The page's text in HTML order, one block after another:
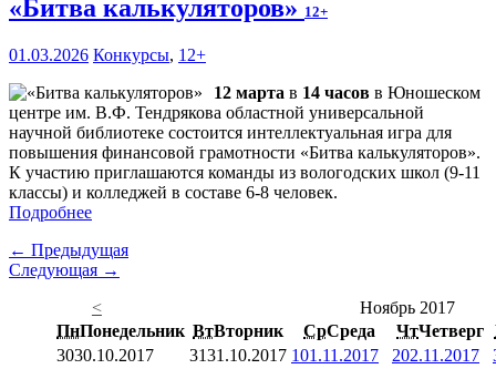
«Битва калькуляторов» 12+
01.03.2026 Конкурсы, 12+
12 марта в 14 часов в Юношеском
центре им. В.Ф. Тендрякова областной универсальной
научной библиотеке состоится интеллектуальная игра для
повышения финансовой грамотности «Битва калькуляторов».
К участию приглашаются команды из вологодских школ (9-11
классы) и колледжей в составе 6-8 человек.
Подробнее
← Предыдущая
Следующая →
<
Ноябрь 2017
ПнПонедельник ВтВторник СрСреда ЧтЧетверг
3030.10.2017 3131.10.2017 101.11.2017 202.11.2017